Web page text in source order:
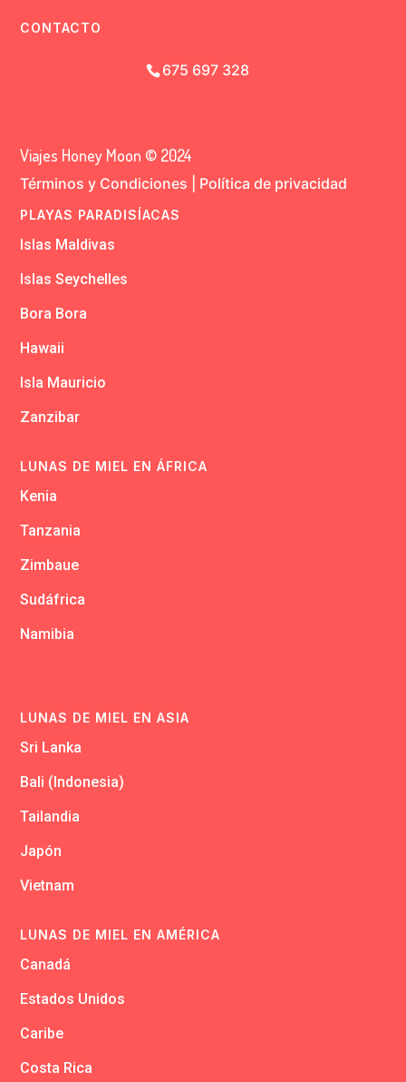
CONTACTO
675 697 328
Viajes Honey Moon © 2024
Términos y Condiciones Política de privacidad
PLAYAS PARADISÍACAS
Islas Maldivas
Islas Seychelles
Bora Bora
Hawaii
Isla Mauricio
Zanzibar
LUNAS DE MIEL EN ÁFRICA
Kenia
Tanzania
Zimbaue
Sudáfrica
Namibia
LUNAS DE MIEL EN ASIA
Sri Lanka
Bali (Indonesia)
Tailandia
Japón
Vietnam
LUNAS DE MIEL EN AMÉRICA
Canadá
Estados Unidos
Caribe
Costa Rica